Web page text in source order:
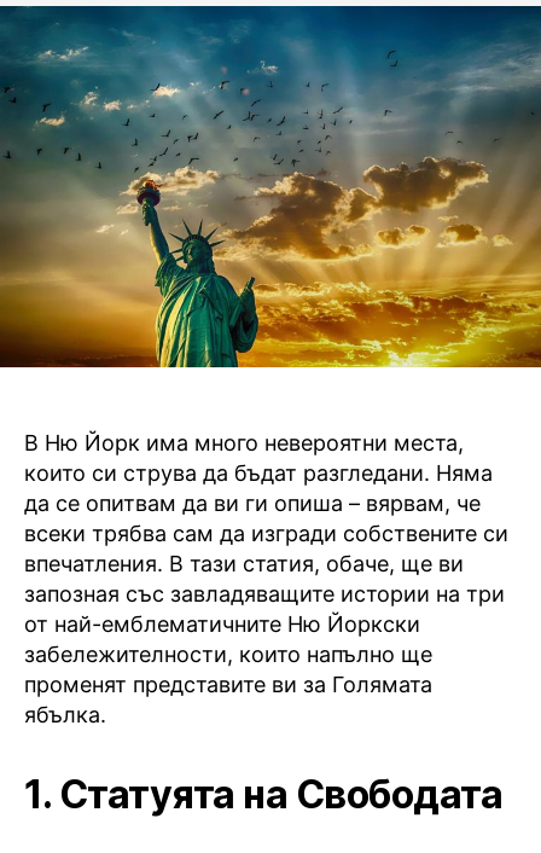
В Ню Йорк има много невероятни места,
които си струва да бъдат разгледани. Няма
да се опитвам да ви ги опиша – вярвам, че
всеки трябва сам да изгради собствените си
впечатления. В тази статия, обаче, ще ви
запозная със завладяващите истории на три
от най-емблематичните Ню Йоркски
забележителности, които напълно ще
променят представите ви за Голямата
ябълка.
1. Статуята на Свободата